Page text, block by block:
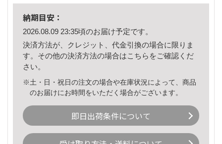
納期目安：
2026.08.09 23:35頃のお届け予定です。
決済方法が、クレジット、代金引換の場合に限りま
す。その他の決済方法の場合はこちら をご確認くだ
さい。
※土・日・祝日の注文の場合や在庫状況によって、商品
のお届けにお時間をいただく場合がございます。
即日出荷条件について